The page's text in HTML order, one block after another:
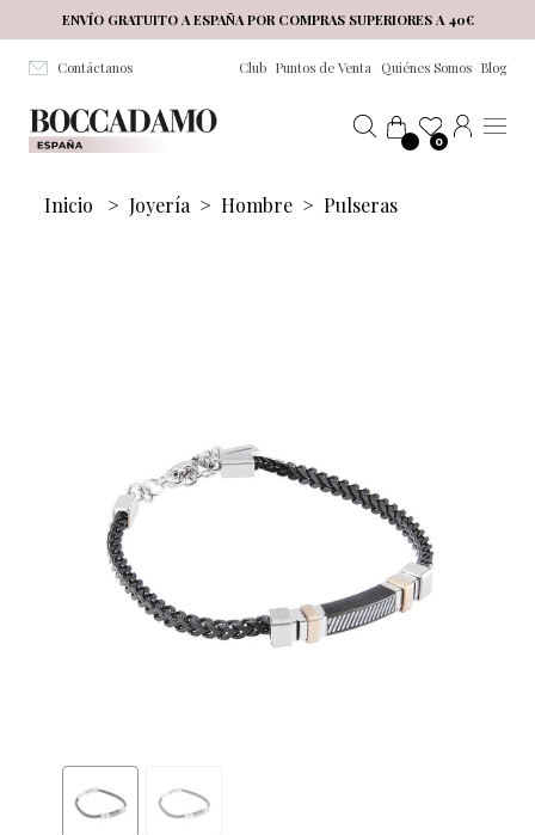
Salta al contenuto principale
ENVÍO GRATUITO A ESPAÑA POR COMPRAS SUPERIORES A 40€
Contáctanos Club Puntos de Venta Quiénes Somos Blog
0
Inicio > Joyería > Hombre > Pulseras